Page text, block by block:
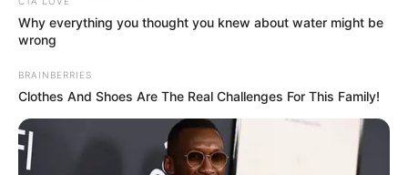
NGAKAK
10 Status Suka Duka Menjadi
Why everything you thought you knew about water might be
wrong
BRAINBERRIES
Clothes And Shoes Are The Real Challenges For This Family!